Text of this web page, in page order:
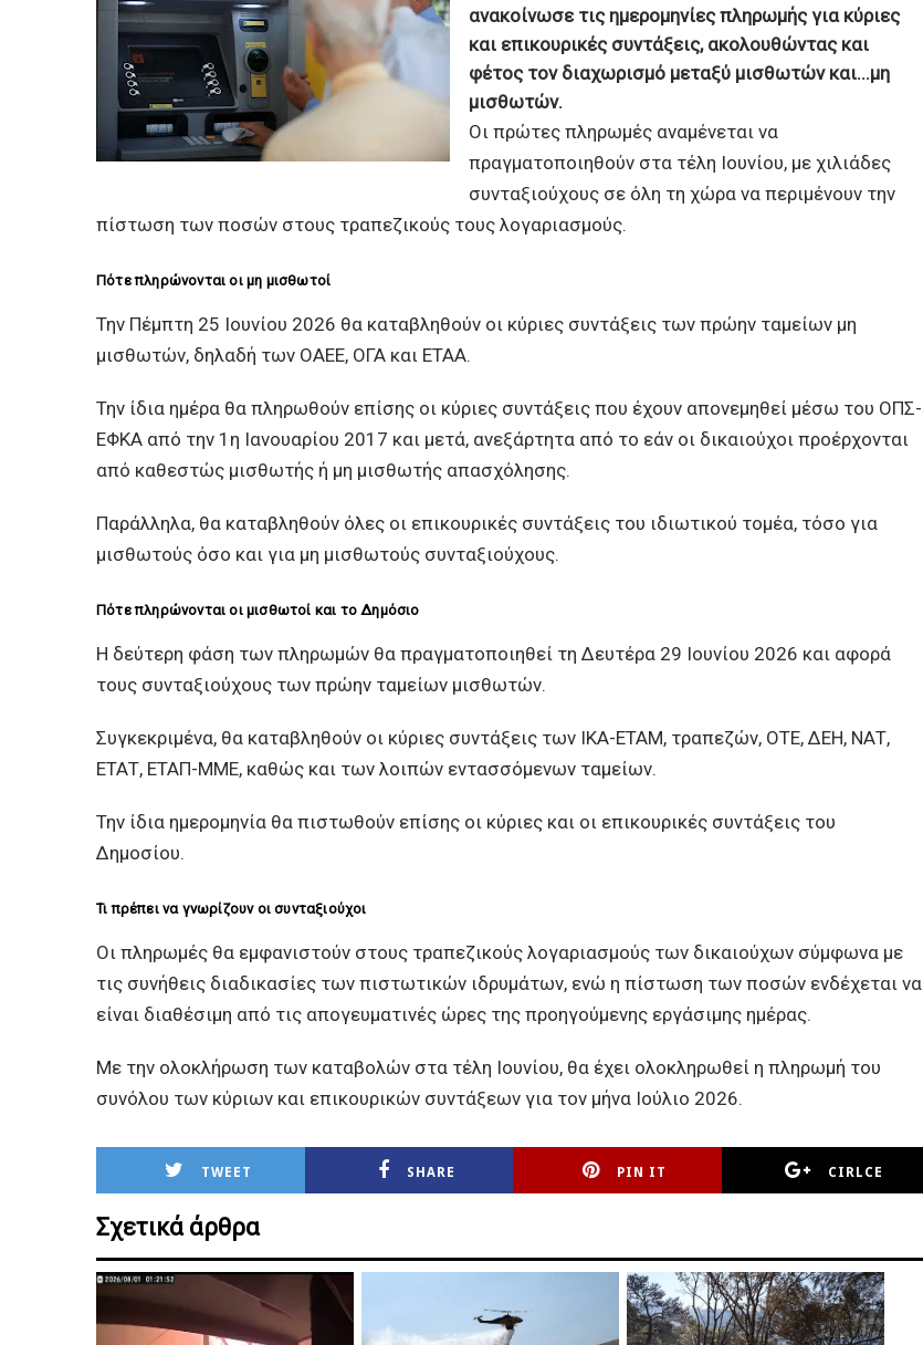
ανακοίνωσε τις ημερομηνίες πληρωμής για κύριες
και επικουρικές συντάξεις, ακολουθώντας και
φέτος τον διαχωρισμό μεταξύ μισθωτών και...μη
μισθωτών.
Οι πρώτες πληρωμές αναμένεται να
πραγματοποιηθούν στα τέλη Ιουνίου, με χιλιάδες
συνταξιούχους σε όλη τη χώρα να περιμένουν την
πίστωση των ποσών στους τραπεζικούς τους λογαριασμούς.
Πότε πληρώνονται οι μη μισθωτοί
Την Πέμπτη 25 Ιουνίου 2026 θα καταβληθούν οι κύριες συντάξεις των πρώην ταμείων μη
μισθωτών, δηλαδή των ΟΑΕΕ, ΟΓΑ και ΕΤΑΑ.
Την ίδια ημέρα θα πληρωθούν επίσης οι κύριες συντάξεις που έχουν απονεμηθεί μέσω του ΟΠΣ-
ΕΦΚΑ από την 1η Ιανουαρίου 2017 και μετά, ανεξάρτητα από το εάν οι δικαιούχοι προέρχονται
από καθεστώς μισθωτής ή μη μισθωτής απασχόλησης.
Παράλληλα, θα καταβληθούν όλες οι επικουρικές συντάξεις του ιδιωτικού τομέα, τόσο για
μισθωτούς όσο και για μη μισθωτούς συνταξιούχους.
Πότε πληρώνονται οι μισθωτοί και το Δημόσιο
Η δεύτερη φάση των πληρωμών θα πραγματοποιηθεί τη Δευτέρα 29 Ιουνίου 2026 και αφορά
τους συνταξιούχους των πρώην ταμείων μισθωτών.
Συγκεκριμένα, θα καταβληθούν οι κύριες συντάξεις των ΙΚΑ-ΕΤΑΜ, τραπεζών, ΟΤΕ, ΔΕΗ, ΝΑΤ,
ΕΤΑΤ, ΕΤΑΠ-ΜΜΕ, καθώς και των λοιπών εντασσόμενων ταμείων.
Την ίδια ημερομηνία θα πιστωθούν επίσης οι κύριες και οι επικουρικές συντάξεις του
Δημοσίου.
Τι πρέπει να γνωρίζουν οι συνταξιούχοι
Οι πληρωμές θα εμφανιστούν στους τραπεζικούς λογαριασμούς των δικαιούχων σύμφωνα με
τις συνήθεις διαδικασίες των πιστωτικών ιδρυμάτων, ενώ η πίστωση των ποσών ενδέχεται να
είναι διαθέσιμη από τις απογευματινές ώρες της προηγούμενης εργάσιμης ημέρας.
Με την ολοκλήρωση των καταβολών στα τέλη Ιουνίου, θα έχει ολοκληρωθεί η πληρωμή του
συνόλου των κύριων και επικουρικών συντάξεων για τον μήνα Ιούλιο 2026.
TWEET SHARE PIN IT CIRLCE
Σχετικά άρθρα